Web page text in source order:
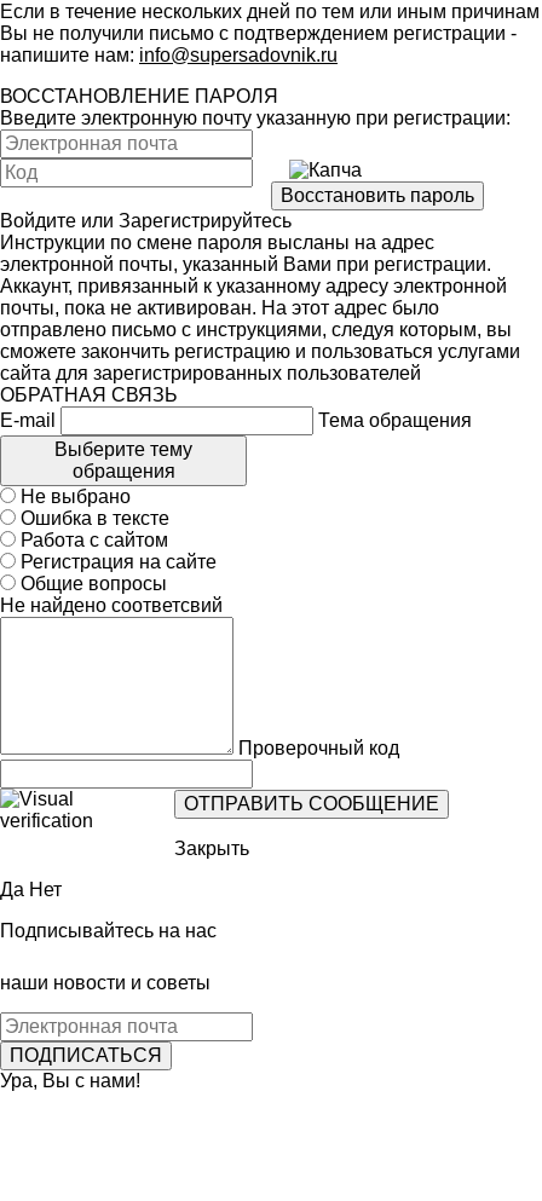
Если в течение нескольких дней по тем или иным причинам
Вы не получили письмо с подтверждением регистрации -
напишите нам: info@supersadovnik.ru
ВОССТАНОВЛЕНИЕ ПАРОЛЯ
Введите электронную почту указанную при регистрации:
Войдите или Зарегистрируйтесь
Инструкции по смене пароля высланы на адрес
электронной почты, указанный Вами при регистрации.
Аккаунт, привязанный к указанному адресу электронной
почты, пока не активирован. На этот адрес было
отправлено письмо с инструкциями, следуя которым, вы
сможете закончить регистрацию и пользоваться услугами
сайта для зарегистрированных пользователей
ОБРАТНАЯ СВЯЗЬ
E-mail
Тема обращения
Выберите тему
обращения
Не выбрано
Ошибка в тексте
Работа с сайтом
Регистрация на сайте
Общие вопросы
Не найдено соответсвий
Проверочный код
Закрыть
Да Нет
Подписывайтесь на нас
наши новости и советы
Ура, Вы с нами!